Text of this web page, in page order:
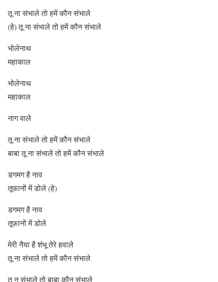
तू ना संभाले तो हमें कौन संभाले
(हे) तू ना संभाले तो हमें कौन संभाले
भोलेनाथ
महाकाल
भोलेनाथ
महाकाल
नाग वाले
तू ना संभाले तो हमें कौन संभाले
बाबा तू ना संभाले तो हमें कौन संभाले
डगमग है नाव
तूफानों में डोले (हे)
डगमग है नाव
तूफानों में डोले
मेरी नैया है शंभू तेरे हवाले
तू ना संभाले तो हमें कौन संभाले
तू न संभाले तो बाबा कौन संभाले